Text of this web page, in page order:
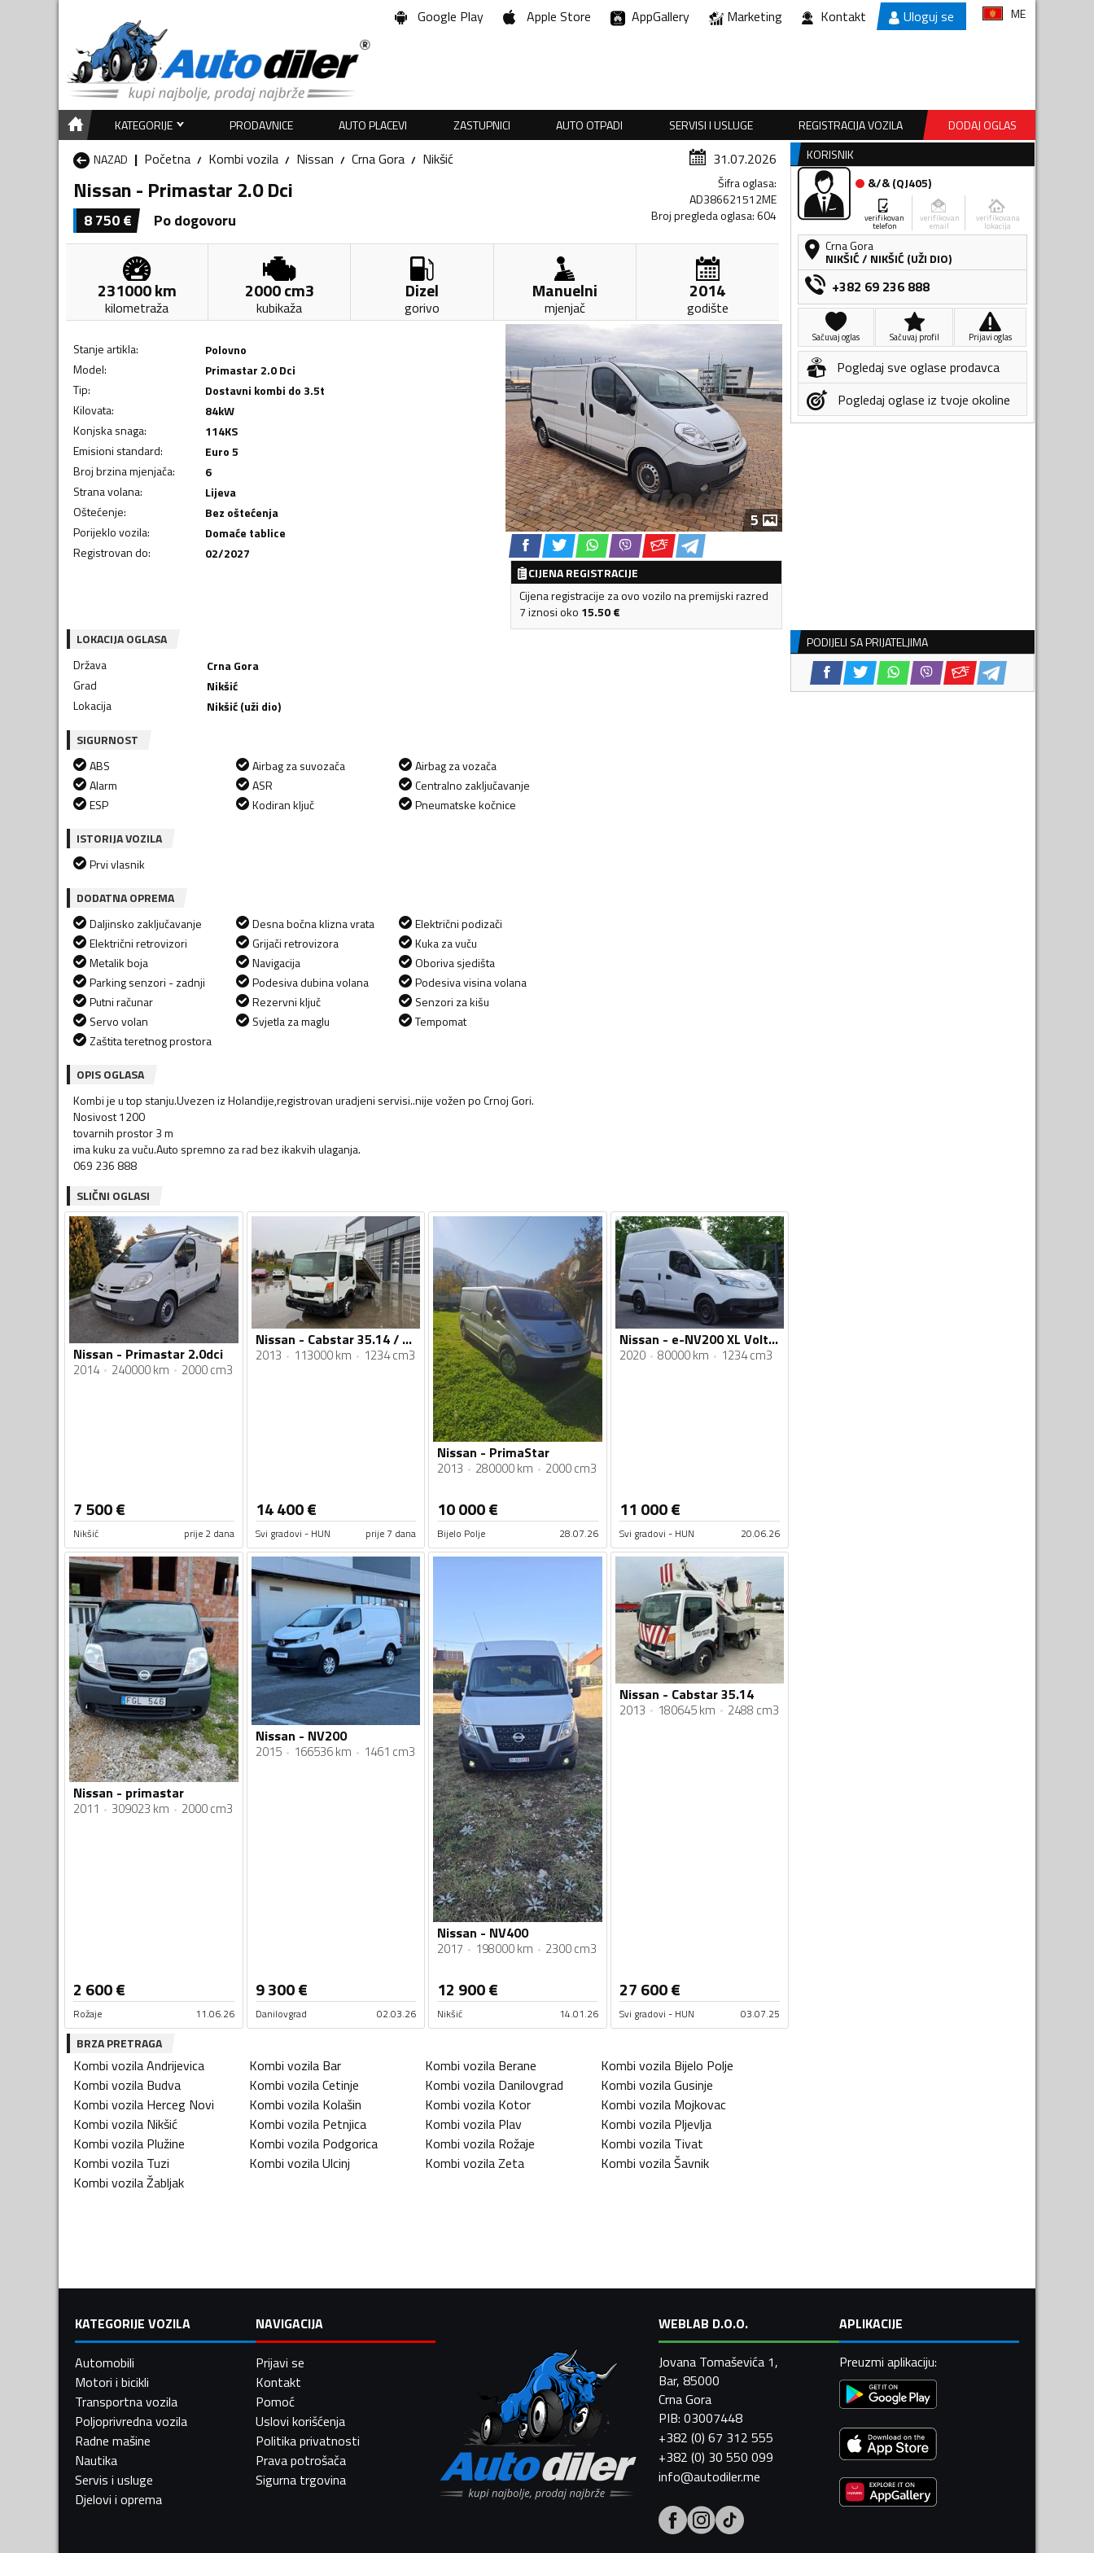
Google Play Apple Store AppGallery Marketing Kontakt Uloguj se ME
KATEGORIJE PRODAVNICE AUTO PLACEVI ZASTUPNICI AUTO OTPADI SERVISI I USLUGE REGISTRACIJA VOZILA
DODAJ OGLAS
NAZAD
Početna Kombi vozila Nissan Crna Gora Nikšić 31.07.2026
Nissan - Primastar 2.0 Dci
8 750€ Po dogovoru
Šifra oglasa:
AD386621512ME
Broj pregleda oglasa:604
231000km
kilometraža
2000cm3
kubikaža
Dizel
gorivo
Manuelni
mjenjač
2014
godište
Stanje artikla:
Polovno
Model:
Primastar 2.0 Dci
Tip:
Dostavni kombi do 3.5t
Kilovata: 84kW
Konjska snaga: 114KS
Emisioni standard:
Euro 5
Broj brzina mjenjača:
6
Strana volana:
Lijeva
Oštećenje:
Bez oštećenja
Porijeklo vozila:
Domaće tablice
Registrovan do: 02/2027
5
CIJENA REGISTRACIJE
Cijena registracije za ovo vozilo na premijski razred
7 iznosi oko 15.50€
LOKACIJA OGLASA
Država
Crna Gora
Grad
Nikšić
Lokacija
Nikšić (uži dio)
SIGURNOST
ABS
Alarm
ESP
Airbag za suvozača
ASR
Kodiran ključ
Airbag za vozača
Centralno zaključavanje
Pneumatske kočnice
ISTORIJA VOZILA
Prvi vlasnik
DODATNA OPREMA
Daljinsko zaključavanje
Električni retrovizori
Metalik boja
Parking senzori - zadnji
Putni računar
Servo volan
Zaštita teretnog prostora
Desna bočna klizna vrata
Grijači retrovizora
Navigacija
Podesiva dubina volana
Rezervni ključ
Svjetla za maglu
Električni podizači
Kuka za vuču
Oboriva sjedišta
Podesiva visina volana
Senzori za kišu
Tempomat
OPIS OGLASA
Kombi je u top stanju.Uvezen iz Holandije,registrovan uradjeni servisi..nije vožen po Crnoj Gori.
Nosivost 1200
tovarnih prostor 3 m
ima kuku za vuču.Auto spremno za rad bez ikakvih ulaganja.
069 236 888
SLIČNI OGLASI
Nissan - Primastar 2.0dci
2014 240000 km 2000 cm3
7 500€
Nikšić prije 2 dana
Nissan - Cabstar 35.14 / 4x2 / Kiper / Kamion kiper do 3,5 t / AL096
2013 113000 km 1234 cm3
14 400€
Svi gradovi - HUN prije 7 dana
Nissan - PrimaStar
2013 280000 km 2000 cm3
10 000€
Bijelo Polje 28.07.26
Nissan - e-NV200 XL Voltia / električno vozilo / 80.000 km minibus furgon / FHM-0086
2020 80000 km 1234 cm3
11 000€
Svi gradovi - HUN 20.06.26
Nissan - primastar
2011 309023 km 2000 cm3
2 600€
Rožaje 11.06.26
Nissan - NV200
2015 166536 km 1461 cm3
9 300€
Danilovgrad 02.03.26
Nissan - NV400
2017 198000 km 2300 cm3
12 900€
Nikšić 14.01.26
Nissan - Cabstar 35.14
2013 180645 km 2488 cm3
27 600€
Svi gradovi - HUN 03.07.25
BRZA PRETRAGA
Kombi vozilaAndrijevica Kombi vozila Bar Kombi vozila Berane Kombi vozila Bijelo Polje
Kombi vozila Budva Kombi vozilaCetinje Kombi vozila Danilovgrad Kombi vozilaGusinje
Kombi vozila Herceg Novi Kombi vozila Kolašin Kombi vozila Kotor Kombi vozila Mojkovac
Kombi vozila Nikšić Kombi vozila Petnjica Kombi vozila Plav Kombi vozila Pljevlja
Kombi vozila Plužine Kombi vozila Podgorica Kombi vozila Rožaje Kombi vozila Tivat
Kombi vozila Tuzi Kombi vozilaUlcinj Kombi vozilaZeta Kombi vozilaŠavnik
Kombi vozilaŽabljak
KORISNIK
&/&(QJ405)
verifikovan
telefon
verifikovan
email
verifikovana
lokacija
Crna Gora
NIKŠIĆ/ NIKŠIĆ (UŽI DIO)
+382 69 236 888
Sačuvaj oglas Sačuvaj profil Prijavi oglas
Pogledaj sve oglase prodavca
Pogledaj oglase iz tvoje okoline
PODIJELI SA PRIJATELJIMA
KATEGORIJE VOZILA
Automobili
Motori i bicikli
Transportna vozila
Poljoprivredna vozila
Radne mašine
Nautika
Servis i usluge
Djelovi i oprema
NAVIGACIJA
Prijavi se
Kontakt
Pomoć
Uslovi korišćenja
Politika privatnosti
Prava potrošača
Sigurna trgovina
WEBLAB D.O.O.
Jovana Tomaševića 1,
Bar, 85000
Crna Gora
PIB: 03007448
+382 (0) 67 312 555
+382 (0) 30 550 099
info@autodiler.me
APLIKACIJE
Preuzmi aplikaciju: